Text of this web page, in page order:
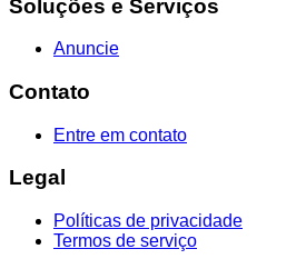
Soluções e Serviços
Anuncie
Contato
Entre em contato
Legal
Políticas de privacidade
Termos de serviço